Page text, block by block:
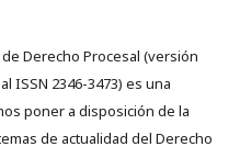
Derecho Procesal (versión
ISSN 2346-3473) es una
poner a disposición de la
de actualidad del Derecho